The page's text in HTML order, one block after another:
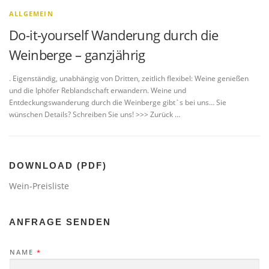
ALLGEMEIN
Do-it-yourself Wanderung durch die
Weinberge – ganzjährig
. Eigenständig, unabhängig von Dritten, zeitlich flexibel: Weine genießen
und die Iphöfer Reblandschaft erwandern. Weine und
Entdeckungswanderung durch die Weinberge gibt`s bei uns… Sie
wünschen Details? Schreiben Sie uns! >>> Zurück …
DOWNLOAD (PDF)
Wein-Preisliste
ANFRAGE SENDEN
NAME *